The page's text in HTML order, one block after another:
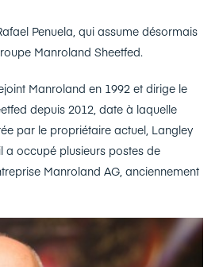
Penuela, qui assume désormais
Manroland Sheetfed.
Manroland en 1992 et dirige le
depuis 2012, date à laquelle
par le propriétaire actuel, Langley
a occupé plusieurs postes de
Manroland AG, anciennement